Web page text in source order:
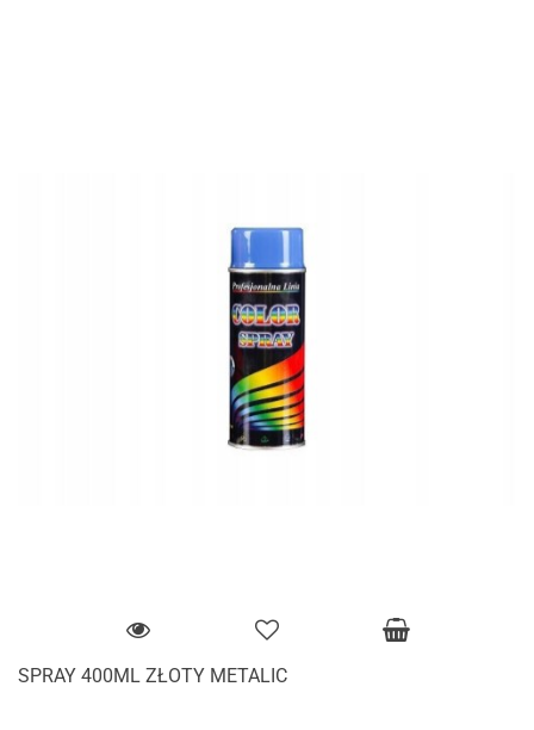
SPRAY 400ML ZŁOTY METALIC